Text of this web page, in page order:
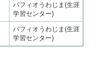
パフィオうわじま(生涯
学習センター)
パフィオうわじま(生涯
学習センター)